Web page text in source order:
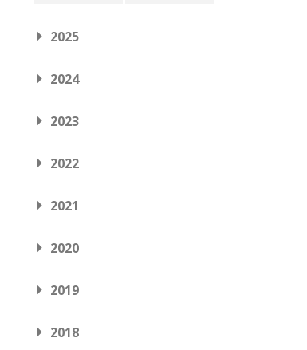
2025
2024
2023
2022
2021
2020
2019
2018